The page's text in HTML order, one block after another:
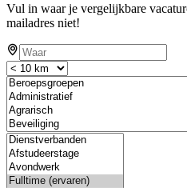
Vul in waar je vergelijkbare
mailadres niet!